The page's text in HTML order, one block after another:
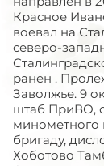
Красное
воевал на
северо-
ранен .
Заволжье. 9
штаб ПриВО,
минометного
бригаду,
Хоботово